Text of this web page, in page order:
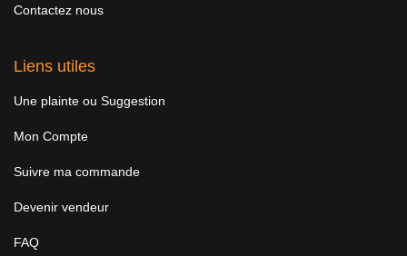
Contactez nous
Liens utiles
Une plainte ou Suggestion
Mon Compte
Suivre ma commande
Devenir vendeur
FAQ